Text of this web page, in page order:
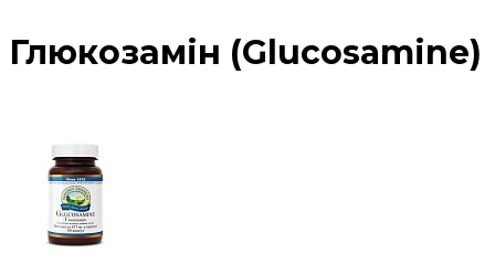
Глюкозамін (Glucosamine)